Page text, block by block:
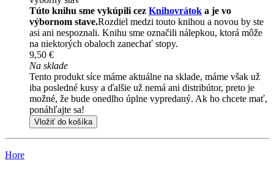
Túto knihu sme vykúpili cez Knihovrátok a je vo
výbornom stave.Rozdiel medzi touto knihou a novou by ste
asi ani nespoznali. Knihu sme označili nálepkou, ktorá môže
na niektorých obaloch zanechať stopy.
9,50 €
Na sklade
Tento produkt síce máme aktuálne na sklade, máme však už
iba posledné kusy a ďalšie už nemá ani distribútor, preto je
možné, že bude onedlho úplne vypredaný. Ak ho chcete mať,
ponáhľajte sa!
Vložiť do košíka
Hore